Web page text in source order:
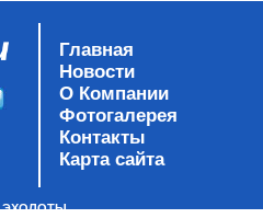
Главная
Новости
О Компании
Фотогалерея
Контакты
Карта сайта
ЭХОЛОТЫ